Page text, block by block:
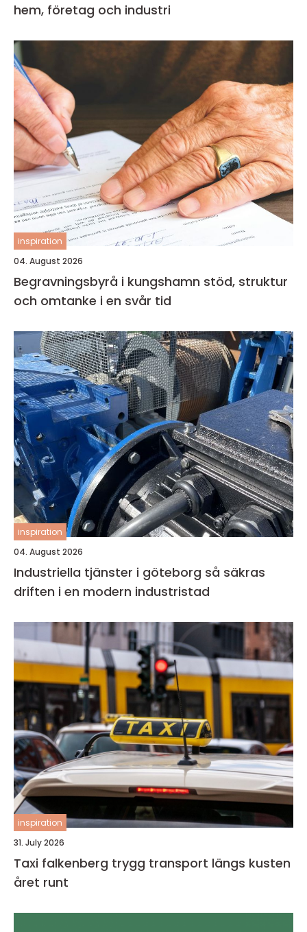
hem, företag och industri
inspiration
04. August 2026
Begravningsbyrå i kungshamn stöd, struktur
och omtanke i en svår tid
inspiration
04. August 2026
Industriella tjänster i göteborg så säkras
driften i en modern industristad
inspiration
31. July 2026
Taxi falkenberg trygg transport längs kusten
året runt